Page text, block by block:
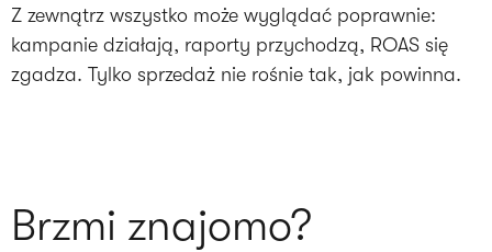
Z zewnątrz wszystko może wyglądać poprawnie:
kampanie działają, raporty przychodzą, ROAS się
zgadza. Tylko sprzedaż nie rośnie tak, jak powinna.
Brzmi znajomo?